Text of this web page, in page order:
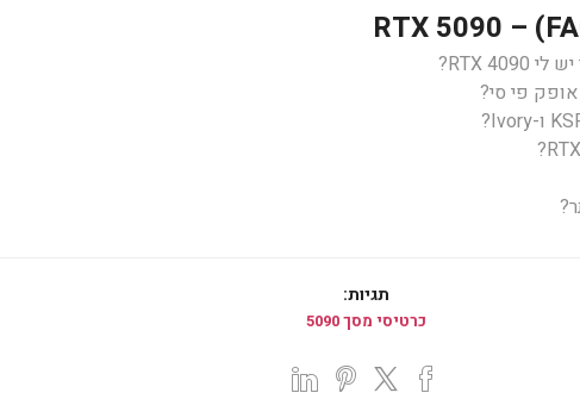
תגיות:
כרטיסי מסך 5090